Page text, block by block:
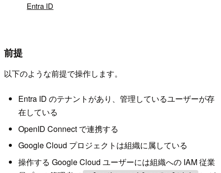
Entra ID
前提
以下のような前提で操作します。
Entra ID のテナントがあり、管理しているユーザーが存
在している
OpenID Connect で連携する
Google Cloud プロジェクトは組織に属している
操作する Google Cloud ユーザーには組織への IAM 従業